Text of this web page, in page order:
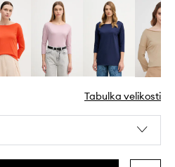
Tabulka velikosti